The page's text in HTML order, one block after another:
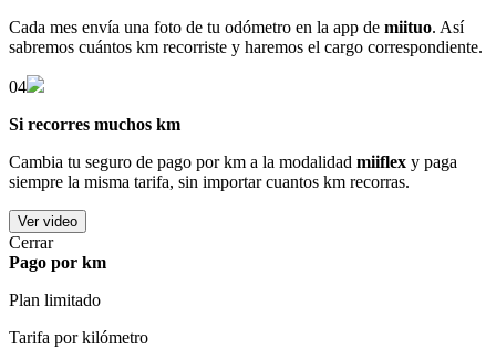
Cada mes envía una foto de tu odómetro en la app de miituo. Así
sabremos cuántos km recorriste y haremos el cargo correspondiente.
04
Si recorres muchos km
Cambia tu seguro de pago por km a la modalidad miiflex y paga
siempre la misma tarifa, sin importar cuantos km recorras.
Ver video
Cerrar
Pago por km
Plan limitado
Tarifa por kilómetro